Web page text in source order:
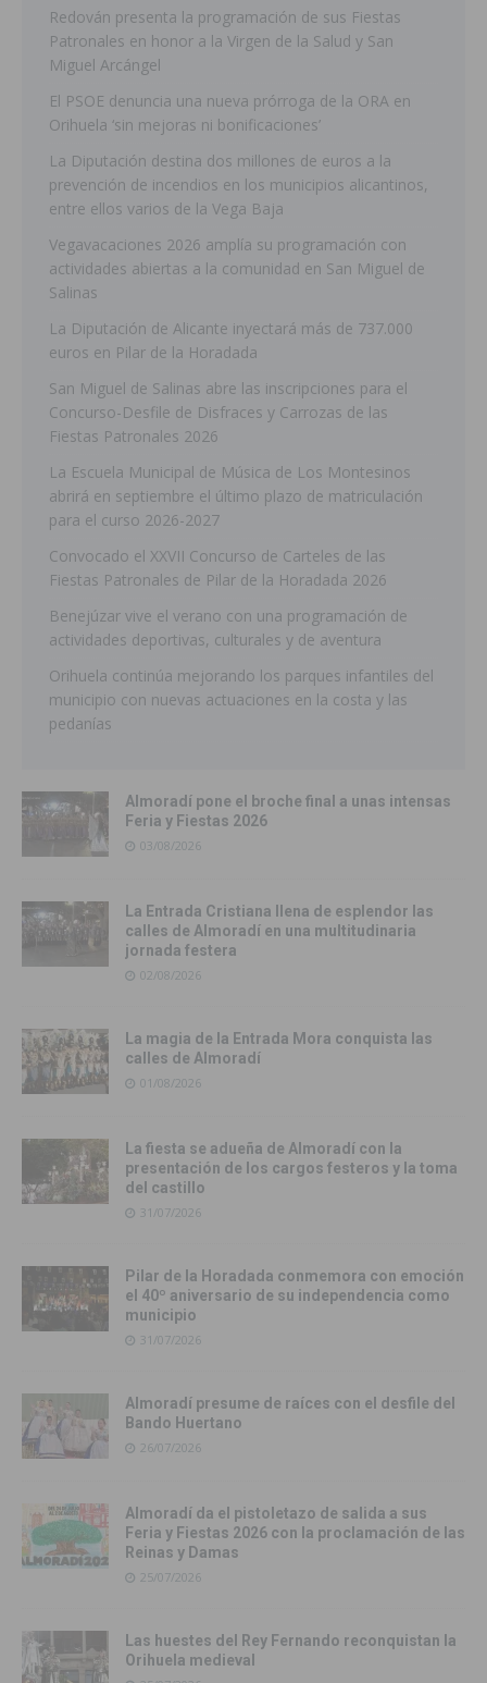
Redován presenta la programación de sus Fiestas
Patronales en honor a la Virgen de la Salud y San
Miguel Arcángel
El PSOE denuncia una nueva prórroga de la ORA en
Orihuela ‘sin mejoras ni bonificaciones’
La Diputación destina dos millones de euros a la
prevención de incendios en los municipios alicantinos,
entre ellos varios de la Vega Baja
Vegavacaciones 2026 amplía su programación con
actividades abiertas a la comunidad en San Miguel de
Salinas
La Diputación de Alicante inyectará más de 737.000
euros en Pilar de la Horadada
San Miguel de Salinas abre las inscripciones para el
Concurso-Desfile de Disfraces y Carrozas de las
Fiestas Patronales 2026
La Escuela Municipal de Música de Los Montesinos
abrirá en septiembre el último plazo de matriculación
para el curso 2026-2027
Convocado el XXVII Concurso de Carteles de las
Fiestas Patronales de Pilar de la Horadada 2026
Benejúzar vive el verano con una programación de
actividades deportivas, culturales y de aventura
Orihuela continúa mejorando los parques infantiles del
municipio con nuevas actuaciones en la costa y las
pedanías
Almoradí pone el broche final a unas intensas
Feria y Fiestas 2026
03/08/2026
La Entrada Cristiana llena de esplendor las
calles de Almoradí en una multitudinaria
jornada festera
02/08/2026
La magia de la Entrada Mora conquista las
calles de Almoradí
01/08/2026
La fiesta se adueña de Almoradí con la
presentación de los cargos festeros y la toma
del castillo
31/07/2026
Pilar de la Horadada conmemora con emoción
el 40º aniversario de su independencia como
municipio
31/07/2026
Almoradí presume de raíces con el desfile del
Bando Huertano
26/07/2026
Almoradí da el pistoletazo de salida a sus
Feria y Fiestas 2026 con la proclamación de las
Reinas y Damas
25/07/2026
Las huestes del Rey Fernando reconquistan la
Orihuela medieval